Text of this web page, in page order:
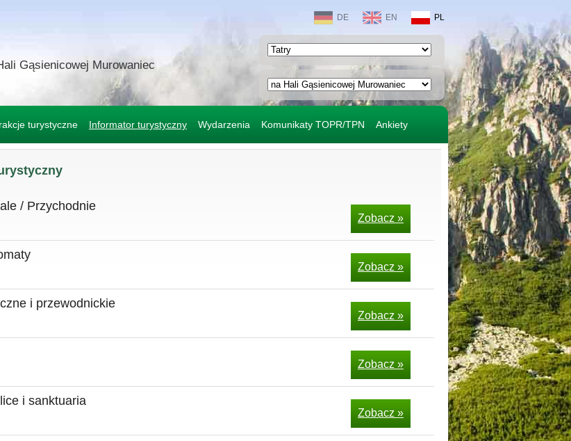
Gąsienicowej Murowaniec
PL
EN
DE
turystyczne Informator turystyczny Wydarzenia Komunikaty TOPR/TPN Ankiety
/ Przychodnie
Zobacz »
Zobacz »
i przewodnickie
Zobacz »
Zobacz »
i sanktuaria
Zobacz »